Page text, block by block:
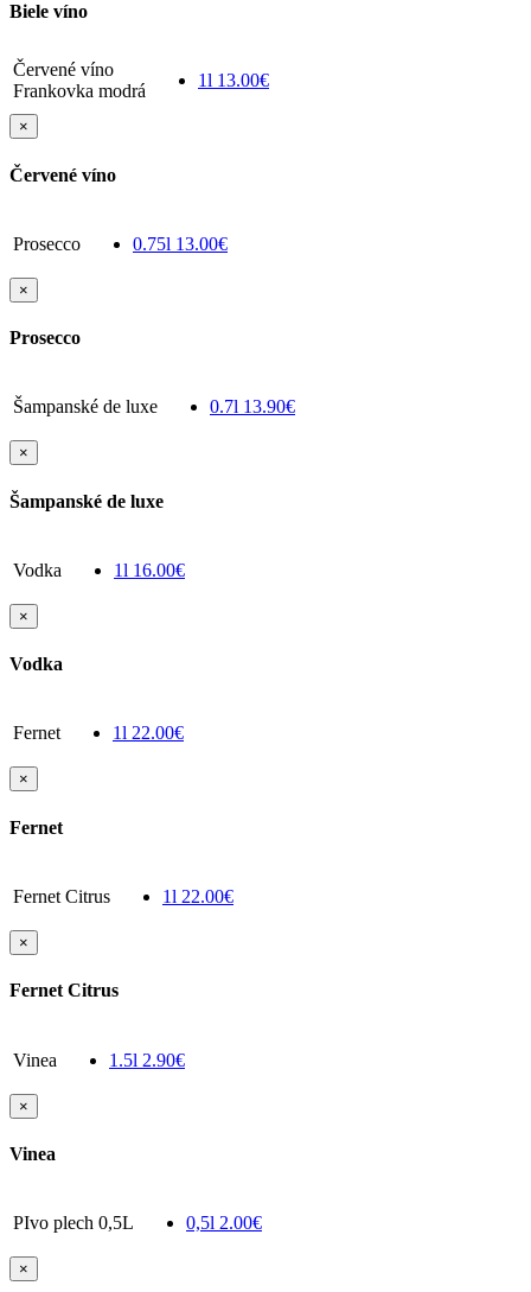
Biele víno
Červené víno
Frankovka modrá
1l 13.00€
×
Červené víno
Prosecco 0.75l 13.00€
×
Prosecco
Šampanské de luxe 0.7l 13.90€
×
Šampanské de luxe
Vodka 1l 16.00€
×
Vodka
Fernet 1l 22.00€
×
Fernet
Fernet Citrus 1l 22.00€
×
Fernet Citrus
Vinea 1.5l 2.90€
×
Vinea
PIvo plech 0,5L 0,5l 2.00€
×